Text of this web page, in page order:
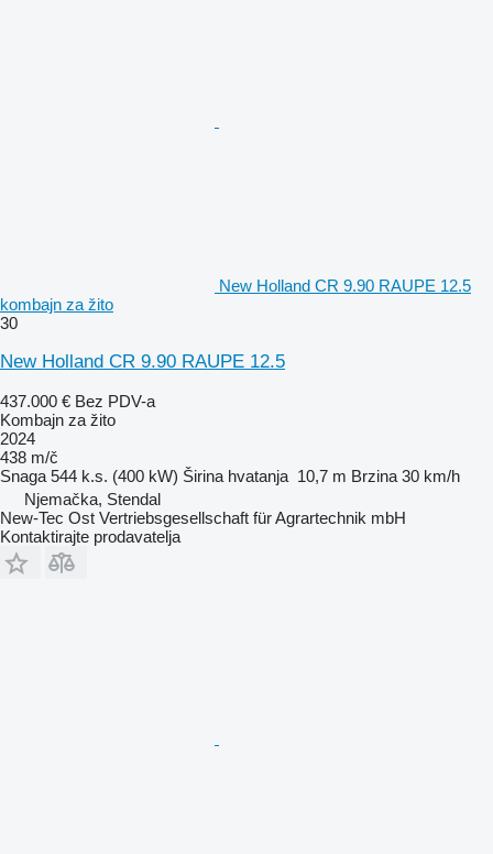
New Holland CR 9.90 RAUPE 12.5
kombajn za žito
30
New Holland CR 9.90 RAUPE 12.5
437.000 € Bez PDV-a
Kombajn za žito
2024
438 m/č
Snaga 544 k.s. (400 kW) Širina hvatanja 10,7 m Brzina 30 km/h
Njemačka, Stendal
New-Tec Ost Vertriebsgesellschaft für Agrartechnik mbH
Kontaktirajte prodavatelja